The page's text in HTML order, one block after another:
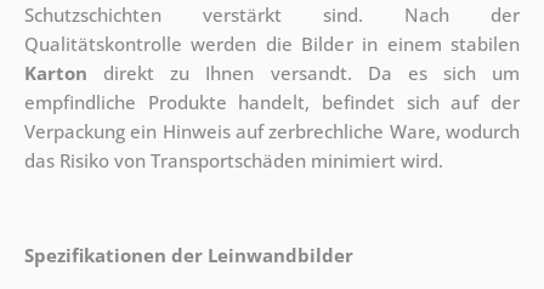
Schutzschichten verstärkt sind. Nach der
Qualitätskontrolle werden die Bilder in einem stabilen
Karton direkt zu Ihnen versandt. Da es sich um
empfindliche Produkte handelt, befindet sich auf der
Verpackung ein Hinweis auf zerbrechliche Ware, wodurch
das Risiko von Transportschäden minimiert wird.
Spezifikationen der Leinwandbilder